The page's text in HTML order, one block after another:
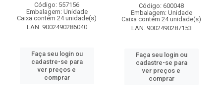
Código: 557156
Embalagem: Unidade
Caixa contém 24 unidade(s)
EAN: 9002490286040
Faça seu login ou
cadastre-se para
ver preços e
comprar
Código: 600048
Embalagem: Unidade
Caixa contém 24 unidade(s)
EAN: 9002490287153
Faça seu login ou
cadastre-se para
ver preços e
comprar